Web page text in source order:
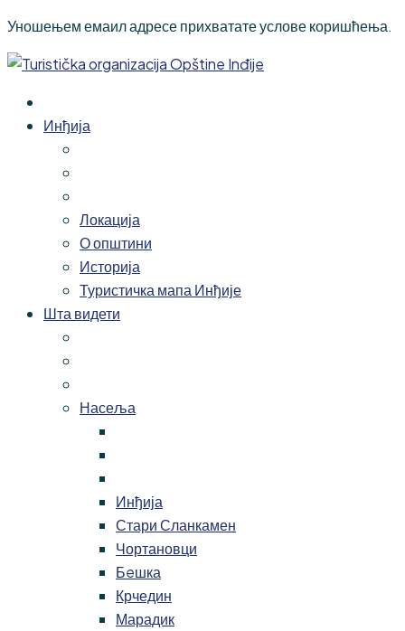
Уношењем емаил адресе прихватате услове коришћења.
Инђија
Локација
О општини
Историја
Туристичка мапа Инђије
Шта видети
Насеља
Инђија
Стари Сланкамен
Чортановци
Бeшка
Крчедин
Марадик